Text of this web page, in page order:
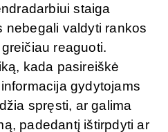
staiga
nebegali valdyti rankos
reaguoti.
kada pasireiškė
gydytojams
spręsti, ar galima
padedantį ištirpdyti ar